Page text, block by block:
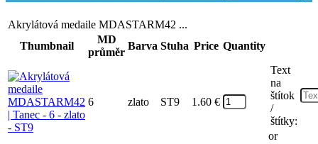
Akrylátová medaile MDASTARM42 ...
Thumbnail
MD
průměr
Barva Stuha Price Quantity
6 zlato ST9 1.60 €
Text
na
štítok
/
štítky:
or